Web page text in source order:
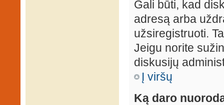
Gali būti, kad
adresą arba
užsiregistruoti.
Jeigu norite
diskusijų
Į viršų
Ką daro